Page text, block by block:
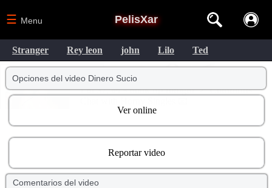
PelisXar
☰ Menu
Stranger Rey leon john Lilo Ted
Opciones del video Dinero Sucio
Ver online
Reportar video
Comentarios del video